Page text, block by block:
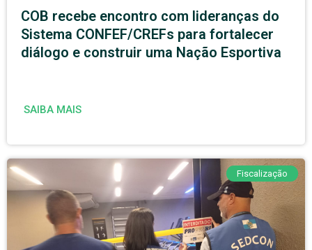
COB recebe encontro com lideranças do
Sistema CONFEF/CREFs para fortalecer
diálogo e construir uma Nação Esportiva
SAIBA MAIS
Fiscalização